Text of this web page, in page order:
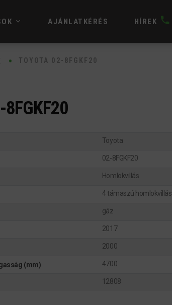
AJÁNLATKÉRÉS HÍREK
TOYOTA 02-8FGKF20
8FGKF20
Toyota
02-8FGKF20
Homlokvillás
4 támaszú homlokvillás
gáz
2017
2000
(mm) 4700
12808